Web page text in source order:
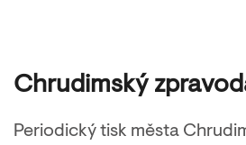
Chrudimský
Periodický tisk města